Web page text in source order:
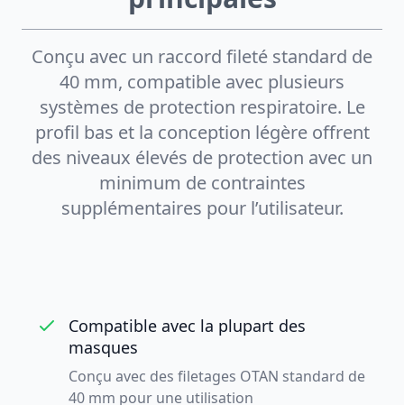
Conçu avec un raccord fileté standard de
40 mm, compatible avec plusieurs
systèmes de protection respiratoire. Le
profil bas et la conception légère offrent
des niveaux élevés de protection avec un
minimum de contraintes
supplémentaires pour l’utilisateur.
Compatible avec la plupart des
masques
Conçu avec des filetages OTAN standard de
40 mm pour une utilisation